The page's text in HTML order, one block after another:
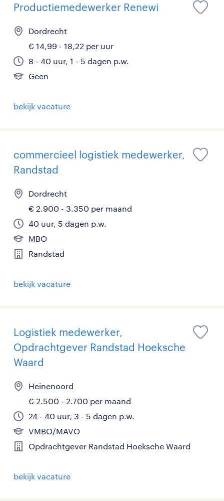
Productiemedewerker Renewi
Dordrecht
€ 14,99 - 18,22 per uur
8 - 40 uur, 1 - 5 dagen p.w.
Geen
bekijk vacature
commercieel logistiek medewerker,
Randstad
Dordrecht
€ 2.900 - 3.350 per maand
40 uur, 5 dagen p.w.
MBO
Randstad
bekijk vacature
Logistiek medewerker,
Opdrachtgever Randstad Hoeksche
Waard
Heinenoord
€ 2.500 - 2.700 per maand
24 - 40 uur, 3 - 5 dagen p.w.
VMBO/MAVO
Opdrachtgever Randstad Hoeksche Waard
bekijk vacature